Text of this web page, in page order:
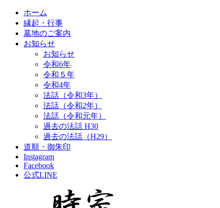
ホーム
縁起・行事
墓地のご案内
お知らせ
お知らせ
令和6年
令和５年
令和4年
法話（令和3年）
法話（令和2年）
法話（令和元年）
過去の法話 H30
過去の法話（H29）
道順・御朱印
Instagram
Facebook
公式LINE